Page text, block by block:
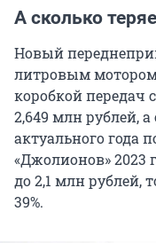
А сколько
Новый
литровым
коробкой передач
2,649 млн рублей,
актуального года
«Джолионов» 2023
до 2,1 млн рублей,
39%.